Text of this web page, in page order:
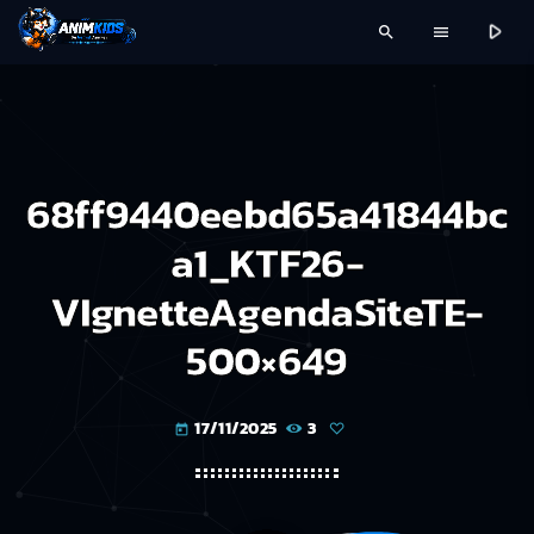
search menu play_arrow
68ff9440eebd65a41844bc
a1_KTF26-
VIgnetteAgendaSiteTE-
500×649
today 17/11/2025 3